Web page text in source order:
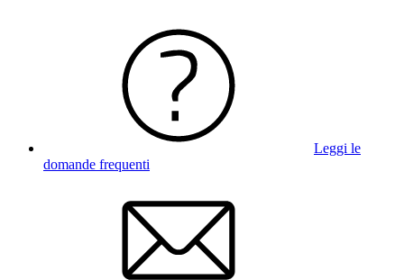
Leggi le
domande frequenti